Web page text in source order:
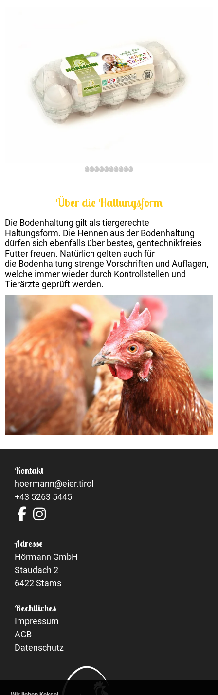
Über die Haltungsform
Die Bodenhaltung gilt als tiergerechte
Haltungsform. Die Hennen aus der Bodenhaltung
dürfen sich ebenfalls über bestes, gentechnikfreies
Futter freuen. Natürlich gelten auch für
die Bodenhaltung strenge Vorschriften und Auflagen,
welche immer wieder durch Kontrollstellen und
Tierärzte geprüft werden.
Kontakt
hoermann@eier.tirol
+43 5263 5445
Adresse
Hörmann GmbH
Staudach 2
6422 Stams
Rechtliches
Impressum
AGB
Datenschutz